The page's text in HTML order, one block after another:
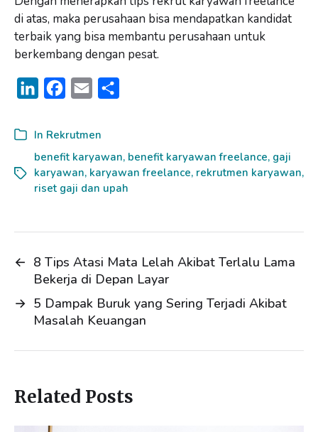
di atas, maka perusahaan bisa mendapatkan kandidat
terbaik yang bisa membantu perusahaan untuk
berkembang dengan pesat.
n
k
e
d
n
c
e
b
o
k
a
i
l
r
e
In Rekrutmen
benefit karyawan, benefit karyawan freelance, gaji
karyawan, karyawan freelance, rekrutmen karyawan,
riset gaji dan upah
← 8 Tips Atasi Mata Lelah Akibat Terlalu Lama
Bekerja di Depan Layar
→ 5 Dampak Buruk yang Sering Terjadi Akibat
Masalah Keuangan
Related Posts